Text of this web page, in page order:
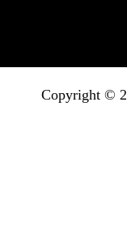
Copyright ©